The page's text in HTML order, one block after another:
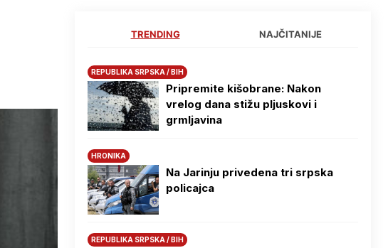
TRENDING NAJČITANIJE
REPUBLIKA SRPSKA / BIH
Pripremite kišobrane: Nakon
vrelog dana stižu pljuskovi i
grmljavina
HRONIKA
Na Јarinju privedena tri srpska
policajca
REPUBLIKA SRPSKA / BIH